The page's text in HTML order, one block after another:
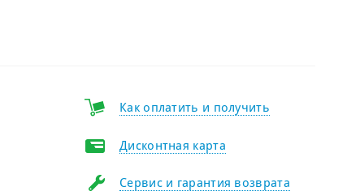
Как оплатить и получить
Дисконтная карта
Сервис и гарантия возврата